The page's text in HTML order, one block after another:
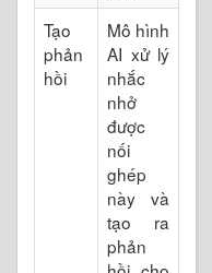
Tạo
phản
hồi
Mô hình
AI xử lý
nhắc
nhở
được
nối
ghép
này và
tạo ra
phản